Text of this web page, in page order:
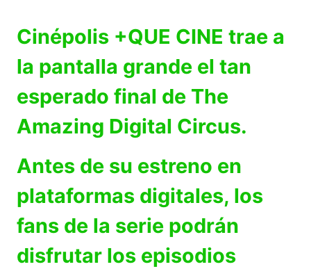
Cinépolis +QUE CINE trae a
la pantalla grande el tan
esperado final de The
Amazing Digital Circus.
Antes de su estreno en
plataformas digitales, los
fans de la serie podrán
disfrutar los episodios